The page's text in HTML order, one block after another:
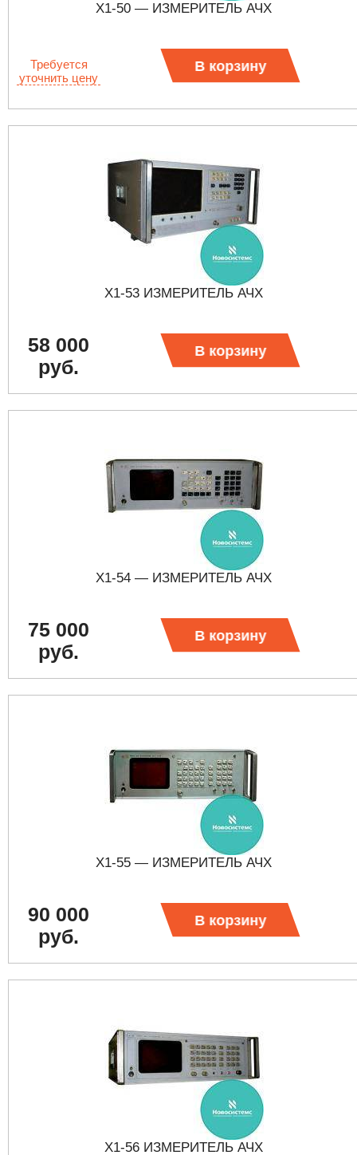
Х1-50 — ИЗМЕРИТЕЛЬ АЧХ
Требуется
уточнить цену
В корзину
Х1-53 ИЗМЕРИТЕЛЬ АЧХ
58 000
руб.
В корзину
Х1-54 — ИЗМЕРИТЕЛЬ АЧХ
75 000
руб.
В корзину
Х1-55 — ИЗМЕРИТЕЛЬ АЧХ
90 000
руб.
В корзину
Х1-56 ИЗМЕРИТЕЛЬ АЧХ